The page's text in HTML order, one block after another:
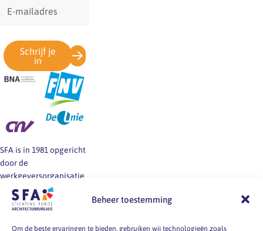
Beheer toestemming
Om de beste ervaringen te bieden, gebruiken wij technologieën zoals
mailadres
Schrijf je
in
SFA is in 1981 opgericht
door de
werkgeversorganisatie
BNA en de vakbonden
FNV, CNV en De Unie.
werkgevers en